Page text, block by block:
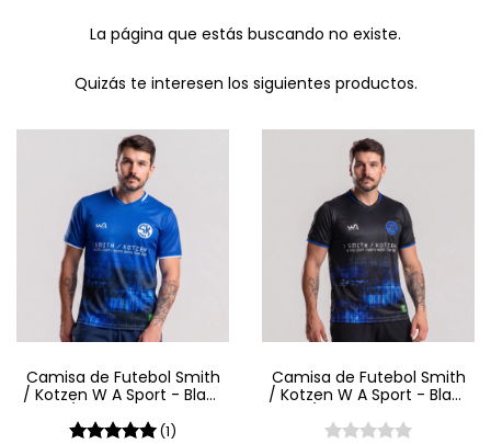
La página que estás buscando no existe.
Quizás te interesen los siguientes productos.
Camisa de Futebol Smith
/ Kotzen W A Sport - Black
(1)
Camisa de Futebol Smith
/ Kotzen W A Sport - Black